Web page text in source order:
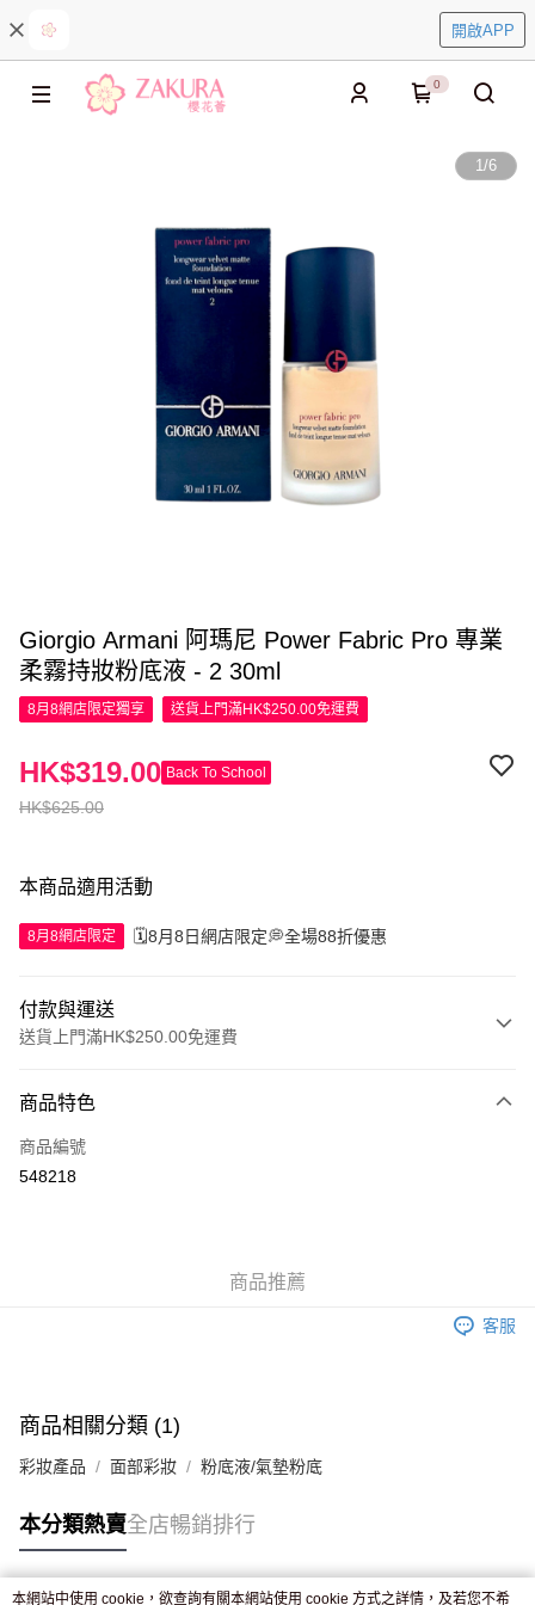
開啟APP
0
1/6
Giorgio Armani 阿瑪尼 Power Fabric Pro 專業
柔霧持妝粉底液 - 2 30ml
8月8網店限定獨享 送貨上門滿HK$250.00免運費
HK$625.00
HK$319.00 Back To School
本商品適用活動
8月8網店限定 🗓️8月8日網店限定💭全場88折優惠
付款與運送
送貨上門滿HK$250.00免運費
信用卡
Apple Pay
付款後門市自取，訂單確認後2-4個工作天到店，7天內取。逾期後
商品特色
商品編號
548218
商品推薦
客服
商品相關分類 (1)
彩妝產品 面部彩妝 粉底液/氣墊粉底
本分類熱賣全店暢銷排行
本網站中使用 cookie，欲查詢有關本網站使用 cookie 方式之詳情，及若您不希